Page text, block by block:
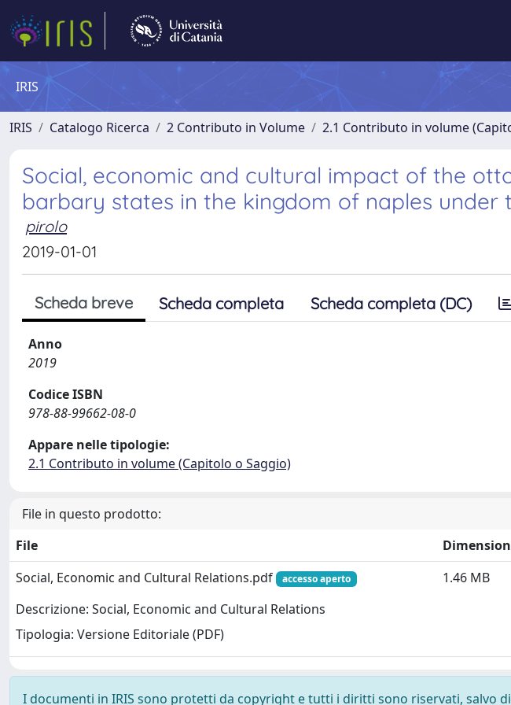
IRIS
IRIS Catalogo Ricerca 2 Contributo in Volume 2.1 Contributo in volume
Social, economic and cultural impact of the
barbary states in the kingdom of naples under
pirolo
2019-01-01
Scheda breve Scheda completa Scheda completa (DC)
Anno
2019
Codice ISBN
978-88-99662-08-0
Appare nelle tipologie:
2.1 Contributo in volume (Capitolo o Saggio)
File in questo prodotto:
File
Social, Economic and Cultural Relations.pdf
accesso aperto
Descrizione: Social, Economic and Cultural Relations
Tipologia: Versione Editoriale (PDF)
1.46 MB
I documenti in IRIS sono protetti da copyright e tutti i diritti sono riservati, salvo